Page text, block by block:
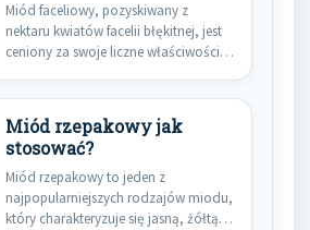
Miód faceliowy, pozyskiwany z
nektaru kwiatów facelii błękitnej, jest
ceniony za swoje liczne właściwości
Miód rzepakowy jak
stosować?
Miód rzepakowy to jeden z
najpopularniejszych rodzajów miodu,
który charakteryzuje się jasną, żółtą